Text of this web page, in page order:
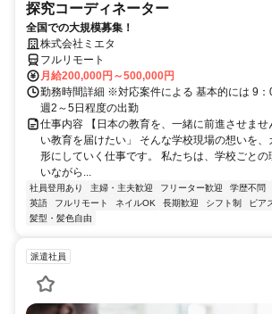
探究コーディネーター
全国での大規模募集！
株式会社ミエタ
フルリモート
月給200,000円～500,000円
勤務時間詳細 ※対応案件による 基本的には 9
週2～5日程度の出勤
仕事内容 【日本の教育を、一緒に前進させませ
い教育を届けたい」 そんな学校現場の想いを、
形にしていく仕事です。 私たちは、学校ごと
いながら...
社員登用あり 主婦・主夫歓迎 フリーター歓迎 学歴不問
英語
フルリモート ネイルOK 長期歓迎 シフト制 ピア
髪型・髪色自由
派遣社員